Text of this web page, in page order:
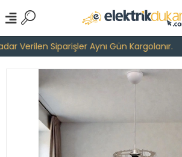
Verilen Siparişler Aynı Gün Kargolanır.